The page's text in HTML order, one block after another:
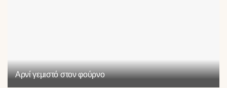
Αρνί γεμιστό στον φούρνο